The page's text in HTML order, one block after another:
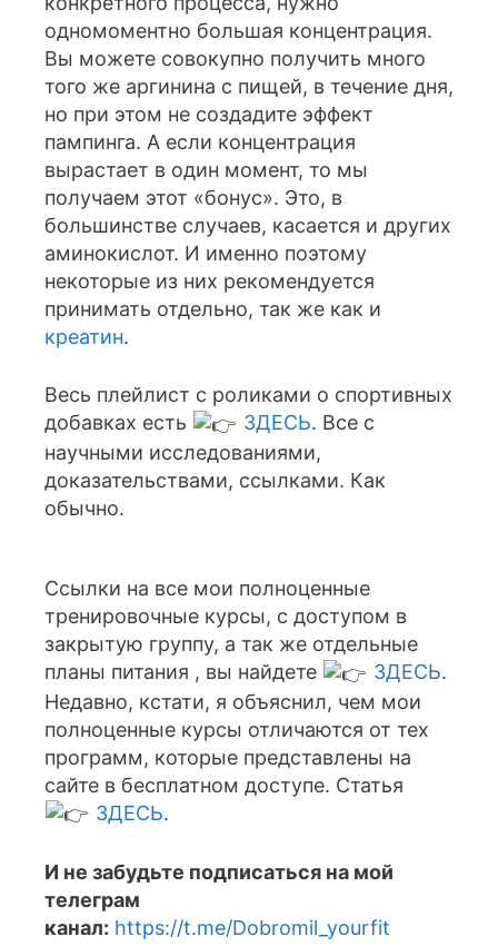
одномоментно большая концентрация.
Вы можете совокупно получить много
того же аргинина с пищей, в течение дня,
но при этом не создадите эффект
пампинга. А если концентрация
вырастает в один момент, то мы
получаем этот «бонус». Это, в
большинстве случаев, касается и других
аминокислот. И именно поэтому
некоторые из них рекомендуется
принимать отдельно, так же как и
креатин.
Весь плейлист с роликами о спортивных
добавках есть
ЗДЕСЬ. Все с
научными исследованиями,
доказательствами, ссылками. Как
обычно.
Ссылки на все мои полноценные
тренировочные курсы, с доступом в
закрытую группу, а так же отдельные
планы питания , вы найдете
ЗДЕСЬ.
Недавно, кстати, я объяснил, чем мои
полноценные курсы отличаются от тех
программ, которые представлены на
сайте в бесплатном доступе. Статья
ЗДЕСЬ.
И не забудьте подписаться на мой
телеграм
канал: https://t.me/Dobromil_yourfit